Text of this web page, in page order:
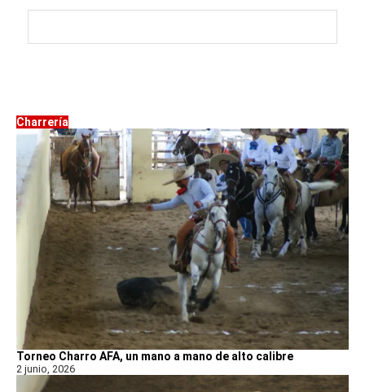
Charrería
Torneo Charro AFA, un mano a mano de alto calibre
2 junio, 2026